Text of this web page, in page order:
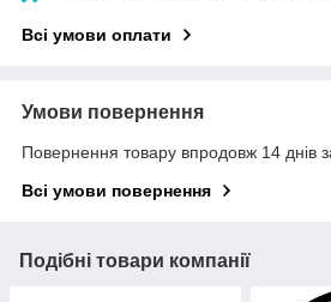
Всі умови оплати
Умови повернення
Повернення товару впродовж 14 днів
Всі умови повернення
Подібні товари компанії